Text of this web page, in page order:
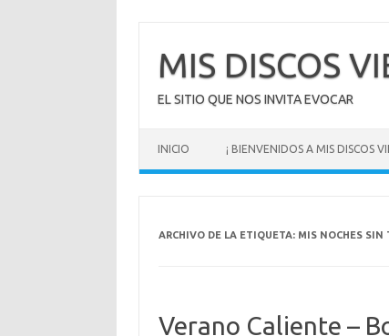
contenido
MIS DISCOS
EL SITIO QUE NOS INVITA EVOCAR
INICIO ¡ BIENVENIDOS A MIS DISCOS
ARCHIVO DE LA ETIQUETA: MIS NOCHES SIN
Verano Caliente –